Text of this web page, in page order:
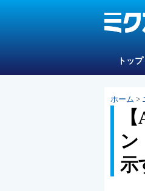
トップ
ホーム >
ン
示